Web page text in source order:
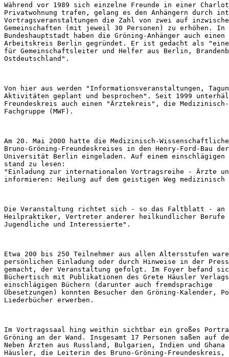
Während vor 1989 sich einzelne Freunde in einer
Privatwohnung trafen, gelang es den Anhängern durch
Vortragsveranstaltungen die Zahl von zwei auf
Gemeinschaften (mit jeweil 30 Personen) zu erhöhen.
Bundeshauptstadt haben die Gröning-Anhänger auch
Arbeitskreis Berlin gegründet. Er ist gedacht als
für Gemeinschaftsleiter und Helfer aus Berlin,
Von hier aus werden "Informationsveranstaltungen,
Aktivitäten geplant und besprochen". Seit 1999
Freundeskreis auch einen "Ärztekreis", die
Am 20. Mai 2000 hatte die Medizinisch-
Bruno-Gröning-Freundeskreises in den Henry-Ford-Bau
Universität Berlin eingeladen. Auf einem
stand zu lesen:
"Einladung zur internationalen Vortragsreihe - Ärzte
Die Veranstaltung richtet sich - so das Faltblatt -
Heilpraktiker, Vertreter anderer heilkundlicher Berufe
Etwa 200 bis 250 Teilnehmer aus allen Altersstufen
persönlichen Einladung oder durch Hinweise in der
gemacht, der Veranstaltung gefolgt. Im Foyer befand
Büchertisch mit Publikationen des Grete Häusler
einschlägigen Büchern (darunter auch fremdsprachige
Übesetzungen) konnten Besucher den Gröning-Kalender,
Im Vortragssaal hing weithin sichtbar ein großes
Gröning an der Wand. Insgesamt 17 Personen saßen auf
Neben Ärzten aus Russland, Bulgarien, Indien und
Häusler, die Leiterin des Bruno-Gröning-